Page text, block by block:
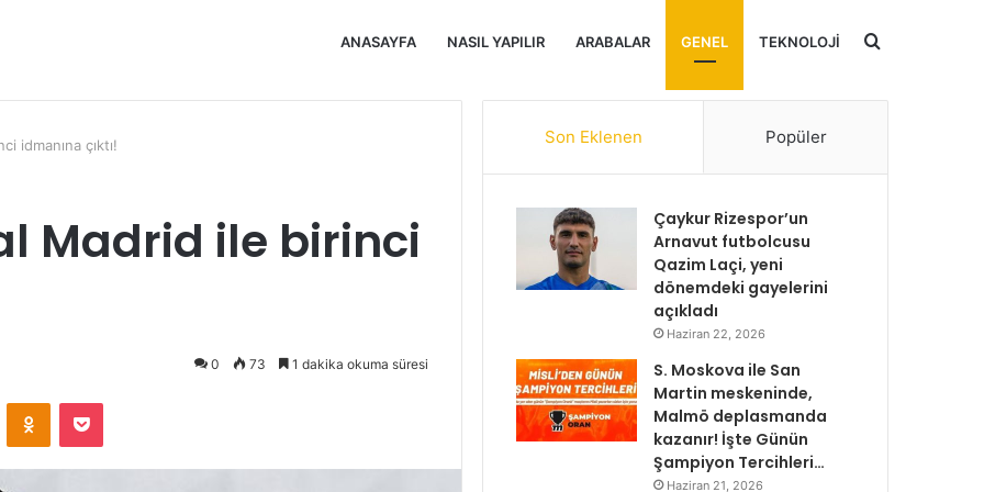
ANASAYFA NASIL YAPILIR ARABALAR GENEL TEKNOLOJI Arama
idmanına çıktı!
Madrid ile birinci
0 73 1 dakika okuma süresi
Odnoklassniki
Pocket
Son Eklenen Popüler
Çaykur Rizespor’un
Arnavut futbolcusu
Qazim Laçi, yeni
dönemdeki gayelerini
açıkladı
Haziran 22, 2026
S. Moskova ile San
Martin meskeninde,
Malmö deplasmanda
kazanır! İşte Günün
Şampiyon Tercihleri…
Haziran 21, 2026